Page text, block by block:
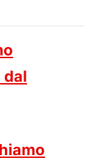
dal